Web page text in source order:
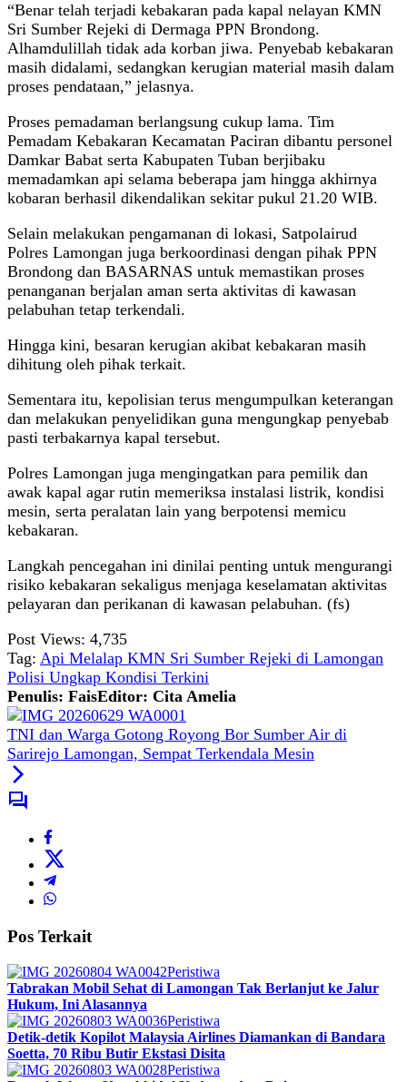
“Benar telah terjadi kebakaran pada kapal nelayan KMN
Sri Sumber Rejeki di Dermaga PPN Brondong.
Alhamdulillah tidak ada korban jiwa. Penyebab kebakaran
masih didalami, sedangkan kerugian material masih dalam
proses pendataan,” jelasnya.
Proses pemadaman berlangsung cukup lama. Tim
Pemadam Kebakaran Kecamatan Paciran dibantu personel
Damkar Babat serta Kabupaten Tuban berjibaku
memadamkan api selama beberapa jam hingga akhirnya
kobaran berhasil dikendalikan sekitar pukul 21.20 WIB.
Selain melakukan pengamanan di lokasi, Satpolairud
Polres Lamongan juga berkoordinasi dengan pihak PPN
Brondong dan BASARNAS untuk memastikan proses
penanganan berjalan aman serta aktivitas di kawasan
pelabuhan tetap terkendali.
Hingga kini, besaran kerugian akibat kebakaran masih
dihitung oleh pihak terkait.
Sementara itu, kepolisian terus mengumpulkan keterangan
dan melakukan penyelidikan guna mengungkap penyebab
pasti terbakarnya kapal tersebut.
Polres Lamongan juga mengingatkan para pemilik dan
awak kapal agar rutin memeriksa instalasi listrik, kondisi
mesin, serta peralatan lain yang berpotensi memicu
kebakaran.
Langkah pencegahan ini dinilai penting untuk mengurangi
risiko kebakaran sekaligus menjaga keselamatan aktivitas
pelayaran dan perikanan di kawasan pelabuhan. (fs)
Post Views: 4,735
Tag: Api Melalap KMN Sri Sumber Rejeki di Lamongan
Polisi Ungkap Kondisi Terkini
Penulis: FaisEditor: Cita Amelia
TNI dan Warga Gotong Royong Bor Sumber Air di
Sarirejo Lamongan, Sempat Terkendala Mesin
Pos Terkait
Peristiwa
Tabrakan Mobil Sehat di Lamongan Tak Berlanjut ke Jalur
Hukum, Ini Alasannya
Peristiwa
Detik-detik Kopilot Malaysia Airlines Diamankan di Bandara
Soetta, 70 Ribu Butir Ekstasi Disita
Peristiwa